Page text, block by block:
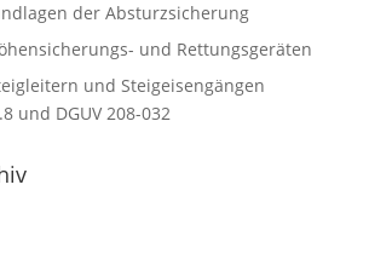
der Absturzsicherung
und Rettungsgeräten
und Steigeisengängen
und DGUV 208-032